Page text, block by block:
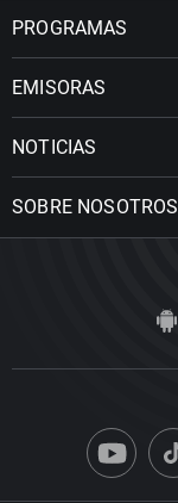
PROGRAMAS
EMISORAS
NOTICIAS
SOBRE NOSOTROS